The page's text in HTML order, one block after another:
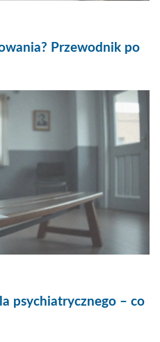
Przewodnik po
psychiatrycznego – co